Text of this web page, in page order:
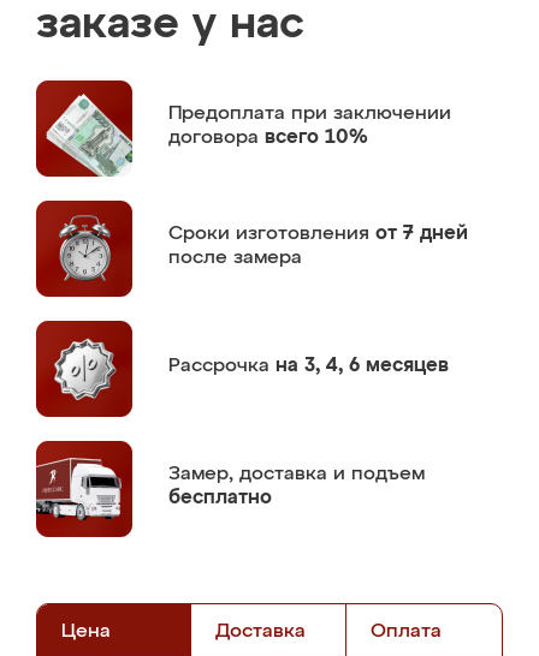
заказе у нас
Предоплата при заключении
договора всего 10%
Сроки изготовления от 7 дней
после замера
Рассрочка на 3, 4, 6 месяцев
Замер, доставка и подъем
бесплатно
Цена Доставка Оплата